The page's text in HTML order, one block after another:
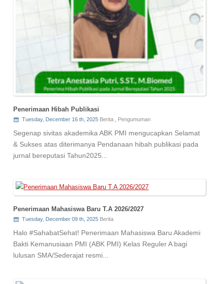
Penerimaan Hibah Publikasi
Tuesday, December 16 th, 2025 Berita Pengumuman
Segenap sivitas akademika ABK PMI mengucapkan Selamat
& Sukses atas diterimanya Pendanaan hibah publikasi pada
jurnal bereputasi Tahun2025...
Penerimaan Mahasiswa Baru T.A 2026/2027
Tuesday, December 09 th, 2025 Berita
Halo #SahabatSehat! Penerimaan Mahasiswa Baru Akademi
Bakti Kemanusiaan PMI (ABK PMI) Kelas Reguler A bagi
lulusan SMA/Sederajat resmi...